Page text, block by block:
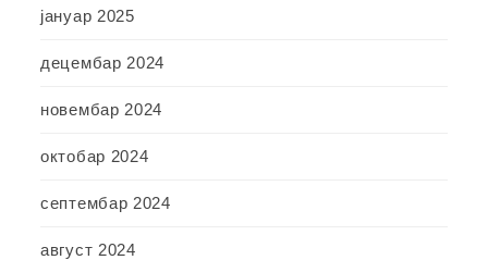
јануар 2025
децембар 2024
новембар 2024
октобар 2024
септембар 2024
август 2024